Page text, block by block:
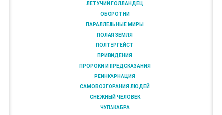
ЛЕТУЧИЙ ГОЛЛАНДЕЦ
ОБОРОТНИ
ПАРАЛЛЕЛЬНЫЕ МИРЫ
ПОЛАЯ ЗЕМЛЯ
ПОЛТЕРГЕЙСТ
ПРИВИДЕНИЯ
ПРОРОКИ И ПРЕДСКАЗАНИЯ
РЕИНКАРНАЦИЯ
САМОВОЗГОРАНИЯ ЛЮДЕЙ
СНЕЖНЫЙ ЧЕЛОВЕК
ЧУПАКАБРА